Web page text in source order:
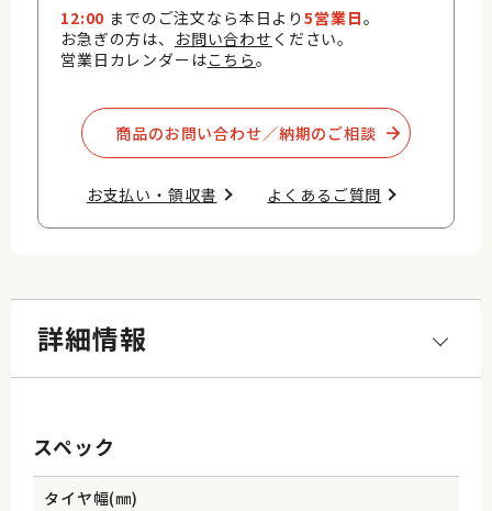
12:00 までのご注文なら本日より5営業日。
お急ぎの方は、 お問い合わせ ください。
営業日カレンダーはこちら。
商品のお問い合わせ／納期のご相談​
お支払い・領収書​ よくあるご質問​
詳細情報
スペック
タイヤ幅(㎜)